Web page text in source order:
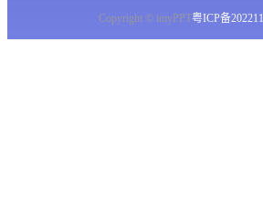
Copyright © imyPPT粤ICP备